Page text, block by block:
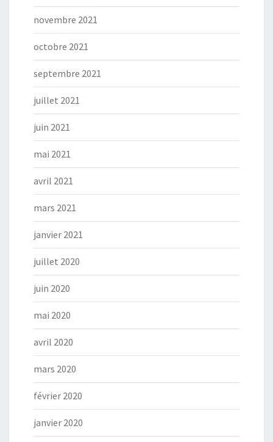
novembre 2021
octobre 2021
septembre 2021
juillet 2021
juin 2021
mai 2021
avril 2021
mars 2021
janvier 2021
juillet 2020
juin 2020
mai 2020
avril 2020
mars 2020
février 2020
janvier 2020